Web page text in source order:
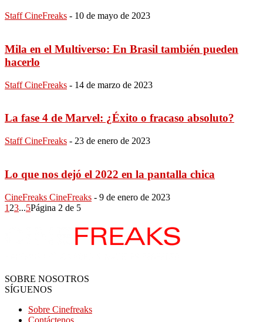
Staff CineFreaks - 10 de mayo de 2023
Mila en el Multiverso: En Brasil también pueden
hacerlo
Staff CineFreaks - 14 de marzo de 2023
La fase 4 de Marvel: ¿Éxito o fracaso absoluto?
Staff CineFreaks - 23 de enero de 2023
Lo que nos dejó el 2022 en la pantalla chica
CineFreaks CineFreaks - 9 de enero de 2023
1 23...5Página 2 de 5
SOBRE NOSOTROS
SÍGUENOS
Sobre Cinefreaks
Contáctenos